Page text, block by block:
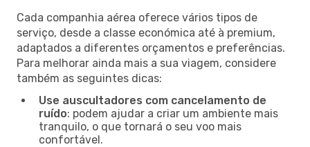
Cada companhia aérea oferece vários tipos de
serviço, desde a classe económica até à premium,
adaptados a diferentes orçamentos e preferências.
Para melhorar ainda mais a sua viagem, considere
também as seguintes dicas:
Use auscultadores com cancelamento de
ruído: podem ajudar a criar um ambiente mais
tranquilo, o que tornará o seu voo mais
confortável.